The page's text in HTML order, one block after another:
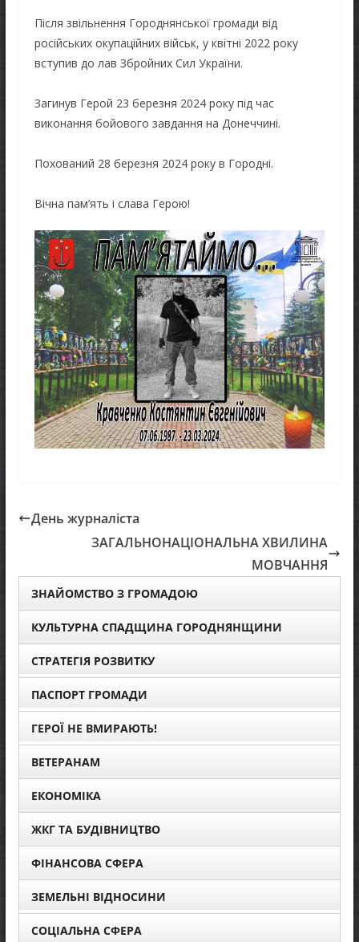
Після звільнення Городнянської громади від
російських окупаційних військ, у квітні 2022 року
вступив до лав Збройних Сил України.
Загинув Герой 23 березня 2024 року під час
виконання бойового завдання на Донеччині.
Похований 28 березня 2024 року в Городні.
Вічна пам’ять і слава Герою!
День журналіста
ЗАГАЛЬНОНАЦІОНАЛЬНА ХВИЛИНА
МОВЧАННЯ
ЗНАЙОМСТВО З ГРОМАДОЮ
КУЛЬТУРНА СПАДЩИНА ГОРОДНЯНЩИНИ
СТРАТЕГІЯ РОЗВИТКУ
ПАСПОРТ ГРОМАДИ
ГЕРОЇ НЕ ВМИРАЮТЬ!
ВЕТЕРАНАМ
ЕКОНОМІКА
ЖКГ ТА БУДІВНИЦТВО
ФІНАНСОВА СФЕРА
ЗЕМЕЛЬНІ ВІДНОСИНИ
СОЦІАЛЬНА СФЕРА